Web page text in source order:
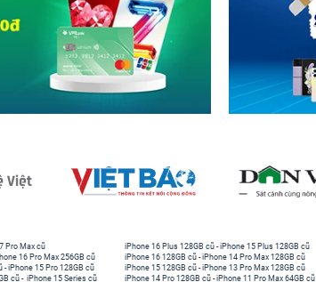
Pro Max cũ
16 Pro Max 256GB cũ
-iPhone 15 Pro 128GB cũ
cũ - iPhone 15 Series cũ
iPhone 16 Plus 128GB cũ -iPhone 15 Plus 128GB cũ
iPhone 16 128GB cũ -iPhone 14 Pro Max 128GB cũ
iPhone 15 128GB cũ -iPhone 13 Pro Max 128GB cũ
iPhone 14 Pro 128GB cũ -iPhone 11 Pro Max 64GB cũ